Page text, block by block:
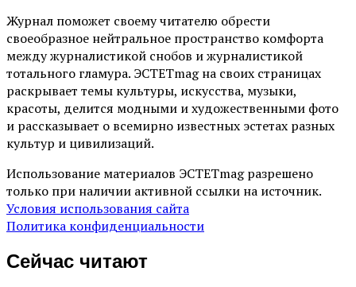
Журнал поможет своему читателю обрести
своеобразное нейтральное пространство комфорта
между журналистикой снобов и журналистикой
тотального гламура. ЭСТЕТmag на своих страницах
раскрывает темы культуры, искусства, музыки,
красоты, делится модными и художественными фото
и рассказывает о всемирно известных эстетах разных
культур и цивилизаций.
Использование материалов ЭСТЕТmag разрешено
только при наличии активной ссылки на источник.
Условия использования сайта
Политика конфиденциальности
Сейчас читают